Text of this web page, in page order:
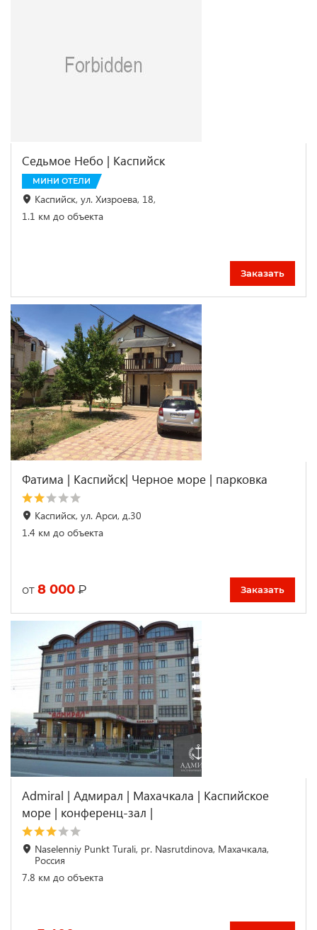
Седьмое Небо | Каспийск
МИНИ ОТЕЛИ
Каспийск, ул. Хизроева, 18,
1.1 км до объекта
Заказать
Фатима | Каспийск| Черное море | парковка
Каспийск, ул. Арси, д.30
1.4 км до объекта
от 8 000 ₽ Заказать
Admiral | Адмирал | Махачкала | Каспийское
море | конференц-зал |
Naselenniy Punkt Turali, pr. Nasrutdinova, Махачкала,
Россия
7.8 км до объекта